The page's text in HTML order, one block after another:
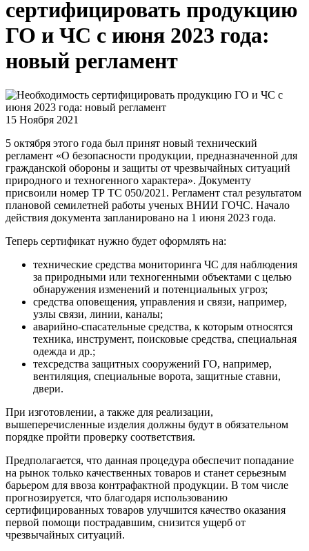
сертифицировать продукцию
ГО и ЧС с июня 2023 года:
новый регламент
15 Ноября 2021
5 октября этого года был принят новый технический
регламент «О безопасности продукции, предназначенной для
гражданской обороны и защиты от чрезвычайных ситуаций
природного и техногенного характера». Документу
присвоили номер ТР ТС 050/2021. Регламент стал результатом
плановой семилетней работы ученых ВНИИ ГОЧС. Начало
действия документа запланировано на 1 июня 2023 года.
Теперь сертификат нужно будет оформлять на:
технические средства мониторинга ЧС для наблюдения
за природными или техногенными объектами с целью
обнаружения изменений и потенциальных угроз;
средства оповещения, управления и связи, например,
узлы связи, линии, каналы;
аварийно-спасательные средства, к которым относятся
техника, инструмент, поисковые средства, специальная
одежда и др.;
техсредства защитных сооружений ГО, например,
вентиляция, специальные ворота, защитные ставни,
двери.
При изготовлении, а также для реализации,
вышеперечисленные изделия должны будут в обязательном
порядке пройти проверку соответствия.
Предполагается, что данная процедура обеспечит попадание
на рынок только качественных товаров и станет серьезным
барьером для ввоза контрафактной продукции. В том числе
прогнозируется, что благодаря использованию
сертифицированных товаров улучшится качество оказания
первой помощи пострадавшим, снизится ущерб от
чрезвычайных ситуаций.